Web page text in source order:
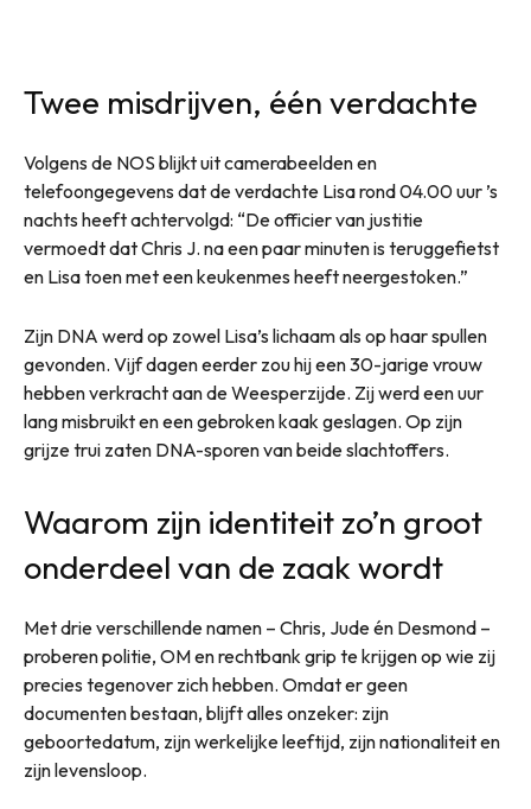
Twee misdrijven, één verdachte
Volgens de NOS blijkt uit camerabeelden en
telefoongegevens dat de verdachte Lisa rond 04.00 uur ’s
nachts heeft achtervolgd: “De officier van justitie
vermoedt dat Chris J. na een paar minuten is teruggefietst
en Lisa toen met een keukenmes heeft neergestoken.”
Zijn DNA werd op zowel Lisa’s lichaam als op haar spullen
gevonden. Vijf dagen eerder zou hij een 30-jarige vrouw
hebben verkracht aan de Weesperzijde. Zij werd een uur
lang misbruikt en een gebroken kaak geslagen. Op zijn
grijze trui zaten DNA-sporen van beide slachtoffers.
Waarom zijn identiteit zo’n groot
onderdeel van de zaak wordt
Met drie verschillende namen – Chris, Jude én Desmond –
proberen politie, OM en rechtbank grip te krijgen op wie zij
precies tegenover zich hebben. Omdat er geen
documenten bestaan, blijft alles onzeker: zijn
geboortedatum, zijn werkelijke leeftijd, zijn nationaliteit en
zijn levensloop.